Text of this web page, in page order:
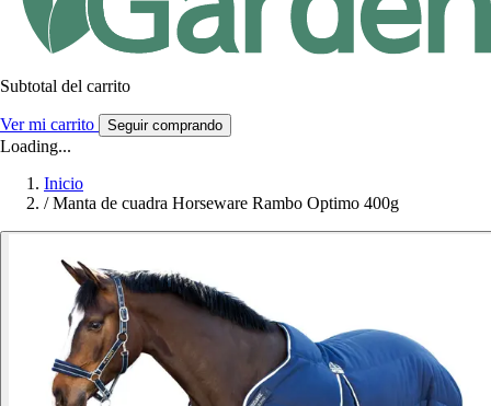
Subtotal del carrito
Ver mi carrito Seguir comprando
Loading...
Inicio
/ Manta de cuadra Horseware Rambo Optimo 400g